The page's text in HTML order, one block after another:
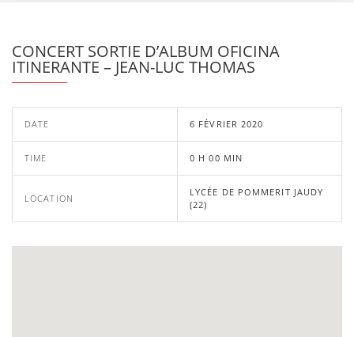
CONCERT SORTIE D’ALBUM OFICINA
ITINERANTE – JEAN-LUC THOMAS
DATE 6 FÉVRIER 2020
TIME 0 H 00 MIN
LOCATION
LYCÉE DE POMMERIT JAUDY
(22)